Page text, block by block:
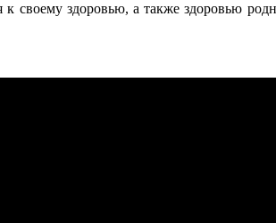
своему здоровью, а также здоровью